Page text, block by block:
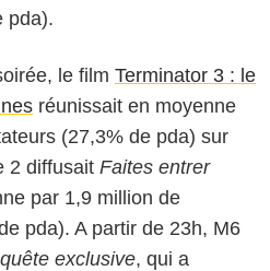
pda).
le film Terminator 3 : le
réunissait en moyenne
(27,3% de pda) sur
2 diffusait Faites entrer
par 1,9 million de
pda). A partir de 23h, M6
exclusive, qui a